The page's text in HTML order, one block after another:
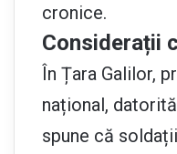
cronice.
Considerații
În Țara Galilor,
național,
spune că